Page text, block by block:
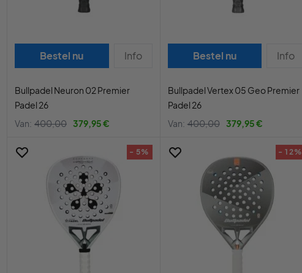
Bestel nu Info
Bullpadel Neuron 02 Premier
Padel 26
Van: 400,00 379,95 €
Bestel nu Info
Bullpadel Vertex 05 Geo Premier
Padel 26
Van: 400,00 379,95 €
- 5% - 12%